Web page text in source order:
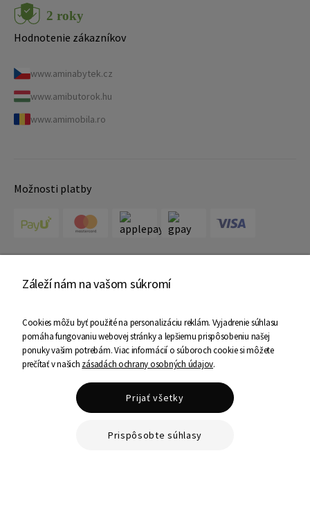
Hodnotenie zákazníkov
www.aminabytek.cz
www.amibutorok.hu
www.amimobila.ro
Možnosti platby
Certifikáty
Záleží nám na vašom súkromí
Cookies môžu byť použité na personalizáciu reklám. Vyjadrenie súhlasu
pomáha fungovaniu webovej stránky a lepšiemu prispôsobeniu našej
ponuky vašim potrebám. Viac informácií o súboroch cookie si môžete
prečítať v našich zásadách ochrany osobných údajov.
Prispôsobte súhlasy
Prijať všetky